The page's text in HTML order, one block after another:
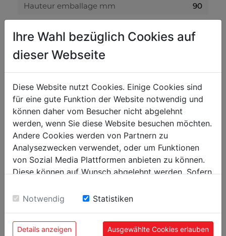
Hauteur emballage mm
90
Largeur emballage mm
80
Longueur emballage mm
140
Code EAN
9120039906058
ACCESSOIRES RECOMMANDÉS
DU PRODUIT
Ihre Wahl bezüglich Cookies auf
dieser Webseite
Diese Website nutzt Cookies. Einige Cookies sind
für eine gute Funktion der Website notwendig und
können daher vom Besucher nicht abgelehnt
werden, wenn Sie diese Website besuchen möchten.
Andere Cookies werden von Partnern zu
Analysezwecken verwendet, oder um Funktionen
von Sozial Media Plattformen anbieten zu können.
Diese können auf Wunsch abgelehnt werden. Sofern
Einwilligung zu unseren Cookies.
Notwendig Statistiken
Details anzeigen Ausgewählte Cookies erlauben